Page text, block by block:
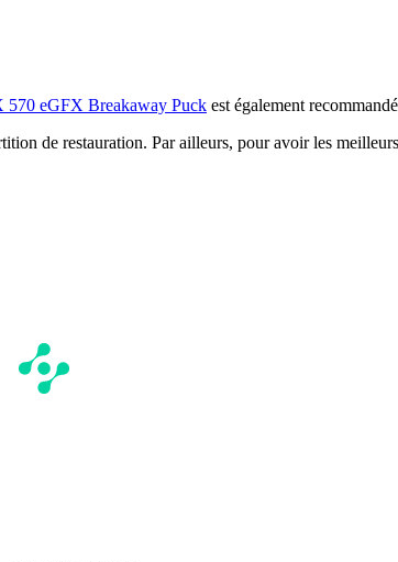
570 eGFX Breakaway Puck est également
de restauration. Par ailleurs, pour avoir les